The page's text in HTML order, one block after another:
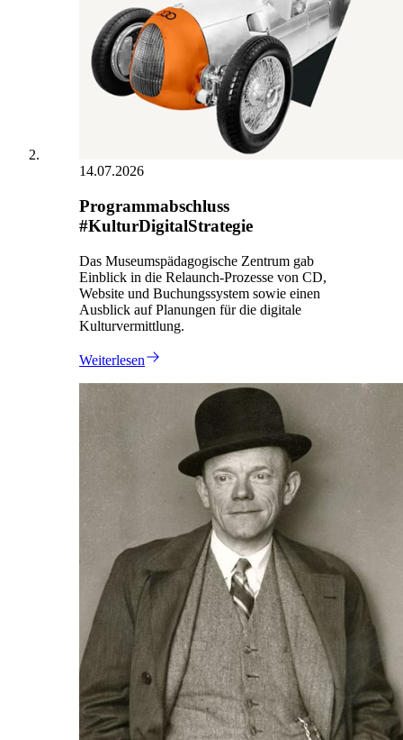
14.07.2026
Programmabschluss
#KulturDigitalStrategie
Das Museumspädagogische Zentrum gab
Einblick in die Relaunch-Prozesse von CD,
Website und Buchungssystem sowie einen
Ausblick auf Planungen für die digitale
Kulturvermittlung.
Weiterlesen